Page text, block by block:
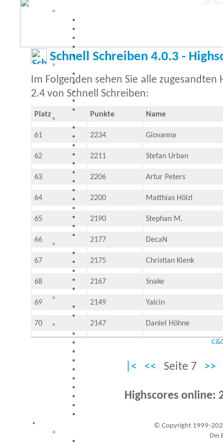
Schnell Schreiben 4.0.3 -
Im Folgenden sehen Sie alle zugesandten
2.4 von Schnell Schreiben:
Platz Punkte Name
61 2234 Giovanna
62 2211 Stefan Urban
63 2206 Artur Peters
64 2200 Matthias Hölzl
65 2190 Stephan M.
66 2177 DecaN
67 2175 Christian Klenk
68 2167 Snake
69 2149 Yalcin
70 2147 Daniel Höhne
|< << Seite 7 >>
Highscores online:
© Copyright 1999-